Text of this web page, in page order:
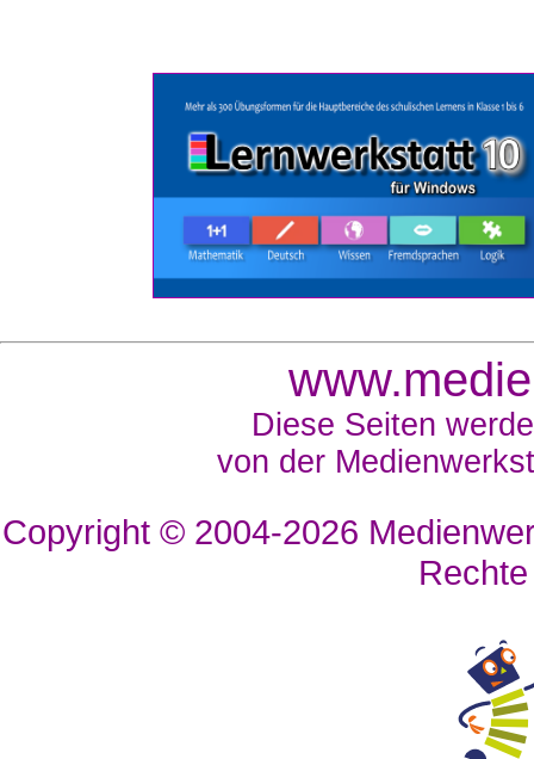
Diese Seiten
von der
Copyright © 2004-2026